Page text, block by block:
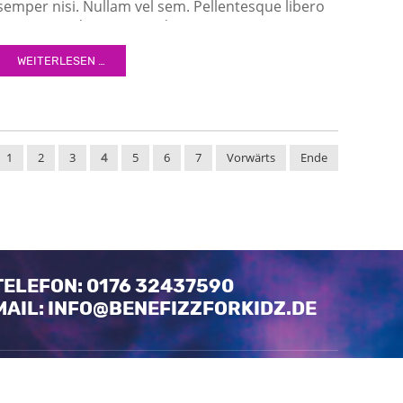
nisi. Nullam vel sem. Pellentesque libero
tortor, tincidunt et, tincidunt eget, semper nec,
Sed hendrerit. Morbi ac felis. Nunc egestas,
augue at pellentesque laoreet.
WEITERLESEN …
1 2 3 4 5 6 7 Vorwärts Ende
0176 32437590
INFO@BENEFIZZFORKIDZ.DE